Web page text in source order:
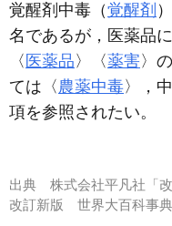
覚醒剤中毒（覚醒剤
名であるが，医薬品
〈 医薬品 〉〈薬害 〉
ては〈 農薬中毒〉，
項を参照されたい。
出典 株式会社平凡社「
改訂新版 世界大百科事